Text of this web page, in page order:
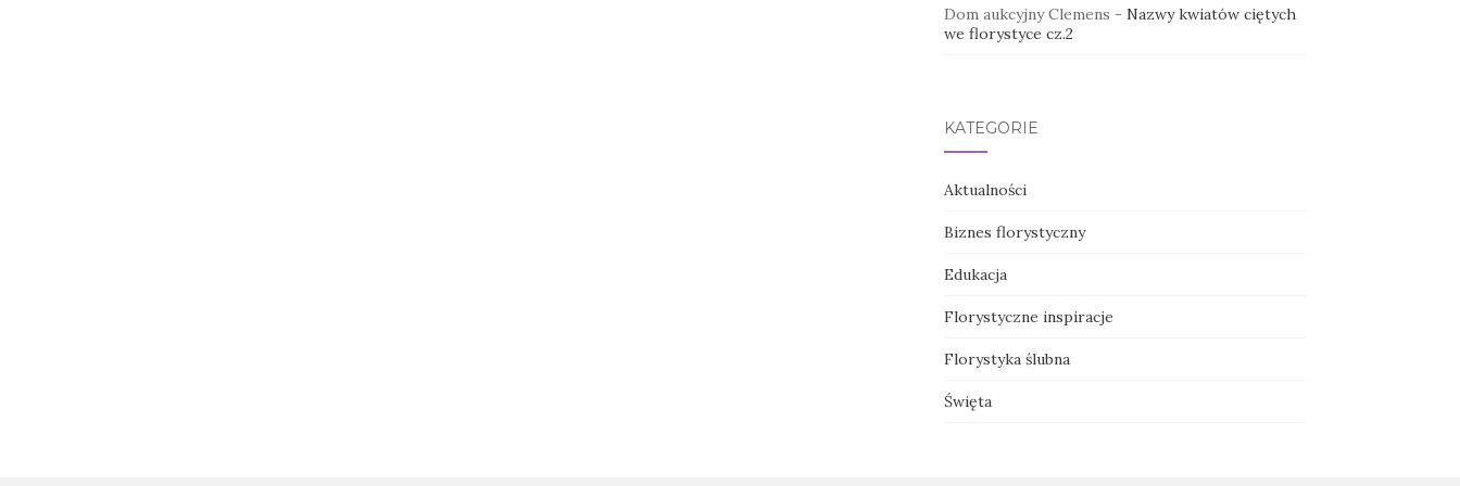
Dom aukcyjny Clemens - Nazwy kwiatów ciętych
we florystyce cz.2
KATEGORIE
Aktualności
Biznes florystyczny
Edukacja
Florystyczne inspiracje
Florystyka ślubna
Święta